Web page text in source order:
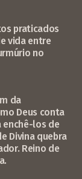
praticados
vida entre
no
da
Deus conta
enchê-los de
Divina quebra
Reino de